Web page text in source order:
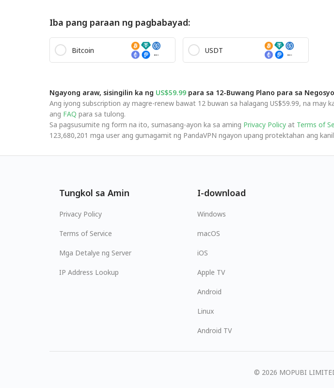
Iba pang paraan ng pagbabayad:
Bitcoin USDT
Ngayong araw, sisingilin ka ng US$59.99 para sa 12-Buwang Plano para sa
Ang iyong subscription ay magre-renew bawat 12 buwan sa halagang US$59.99, na
ang FAQ para sa tulong.
Sa pagsusumite ng form na ito, sumasang-ayon ka sa aming Privacy Policy at Terms of
123,680,201 mga user ang gumagamit ng PandaVPN ngayon upang protektahan ang
Tungkol sa Amin
Privacy Policy
Terms of Service
Mga Detalye ng Server
IP Address Lookup
I-download
Windows
macOS
iOS
Apple TV
Android
Linux
Android TV
© 2026 MOPUBI